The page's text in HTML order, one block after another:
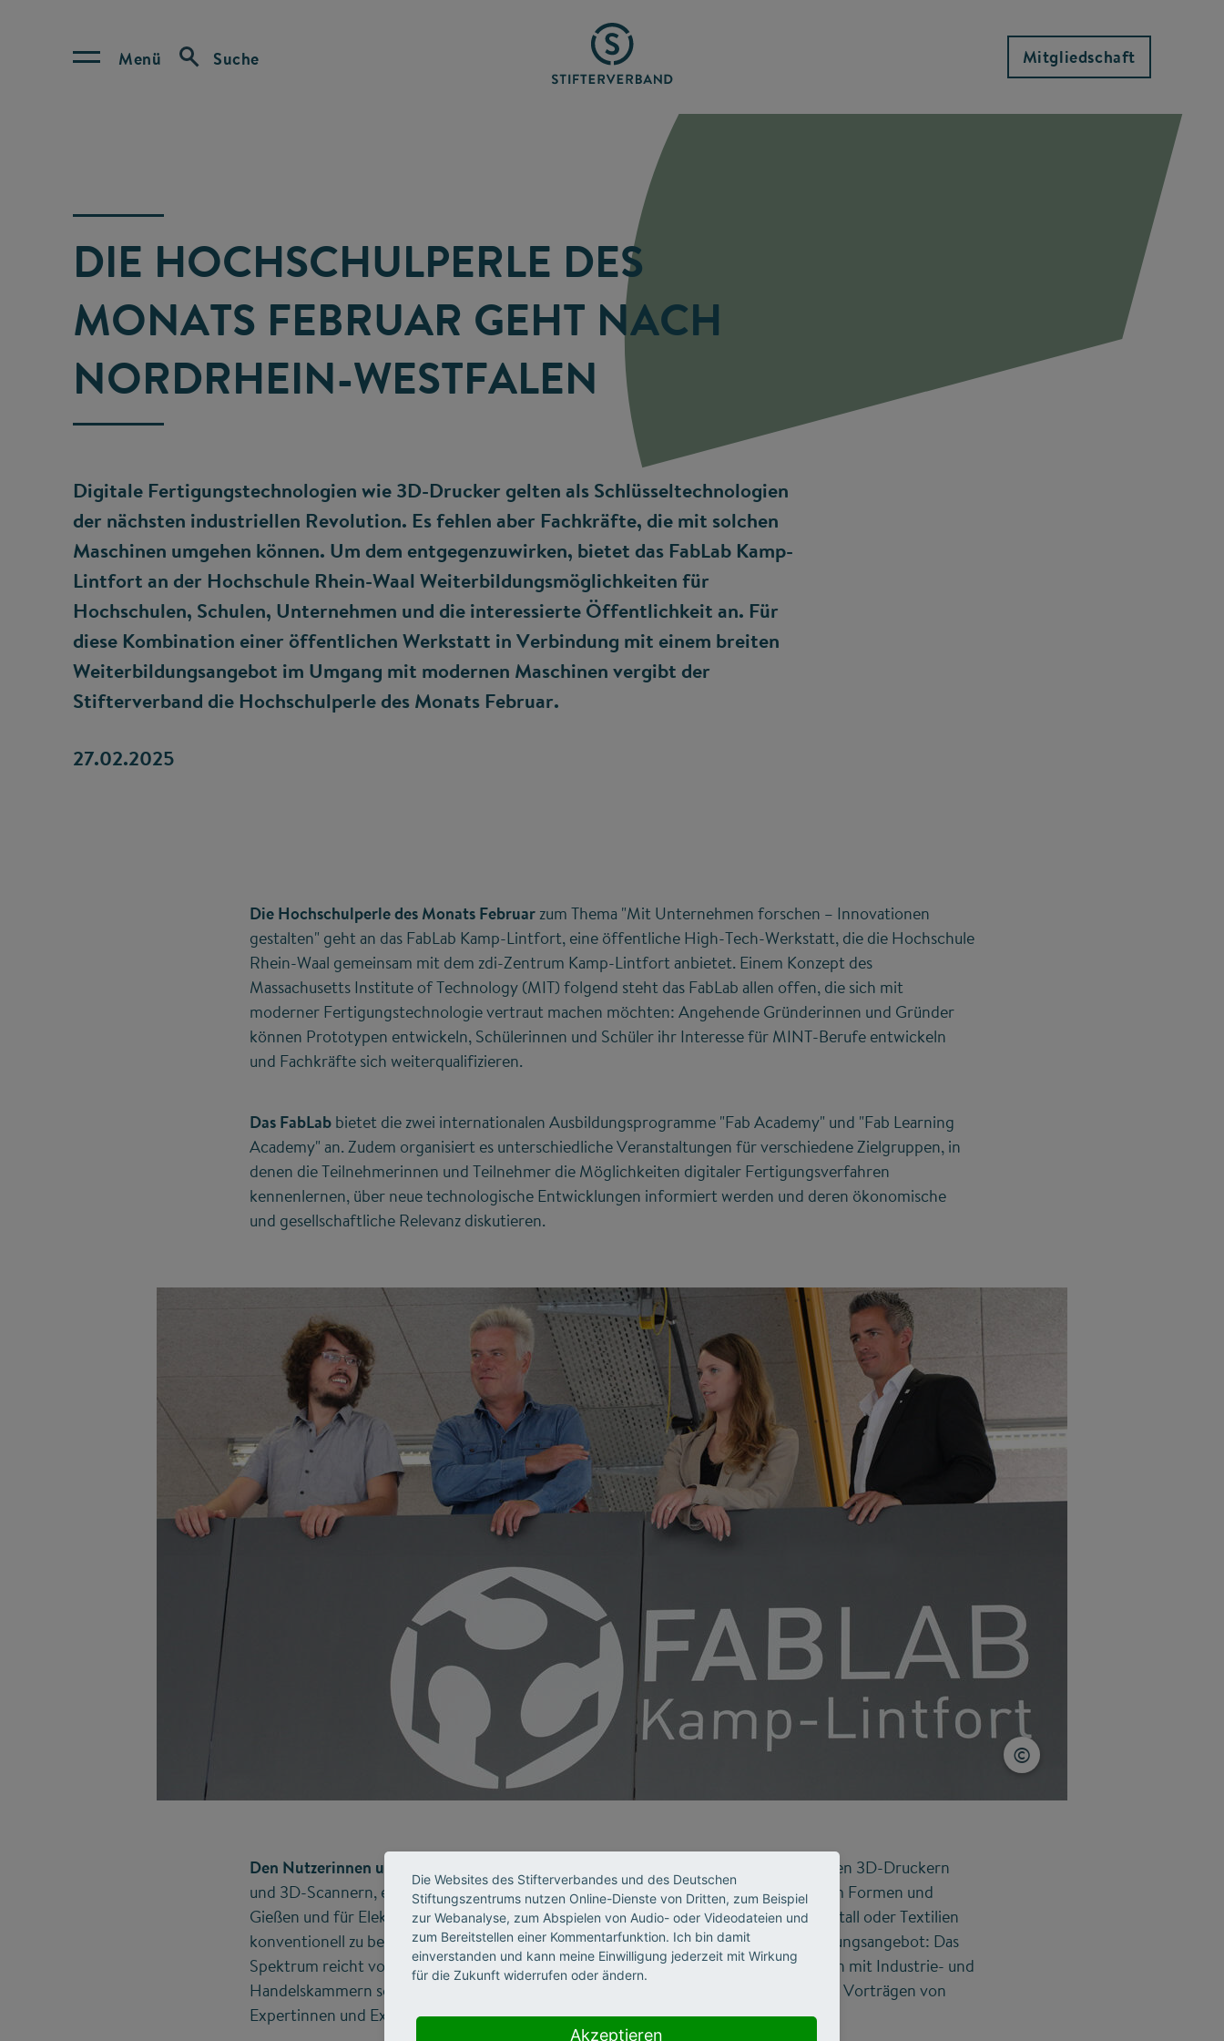
Menü Suche Mitgliedschaft
DIE HOCHSCHULPERLE DES
MONATS FEBRUAR GEHT NACH
NORDRHEIN-WESTFALEN
Digitale Fertigungstechnologien wie 3D-Drucker gelten als Schlüsseltechnologien
der nächsten industriellen Revolution. Es fehlen aber Fachkräfte, die mit solchen
Maschinen umgehen können. Um dem entgegenzuwirken, bietet das FabLab Kamp-
Lintfort an der Hochschule Rhein-Waal Weiterbildungsmöglichkeiten für
Hochschulen, Schulen, Unternehmen und die interessierte Öffentlichkeit an. Für
diese Kombination einer öffentlichen Werkstatt in Verbindung mit einem breiten
Weiterbildungsangebot im Umgang mit modernen Maschinen vergibt der
Stifterverband die Hochschulperle des Monats Februar.
27.02.2025
Die Hochschulperle des Monats Februar zum Thema "Mit Unternehmen forschen – Innovationen
gestalten" geht an das FabLab Kamp-Lintfort, eine öffentliche High-Tech-Werkstatt, die die Hochschule
Rhein-Waal gemeinsam mit dem zdi-Zentrum Kamp-Lintfort anbietet. Einem Konzept des
Massachusetts Institute of Technology (MIT) folgend steht das FabLab allen offen, die sich mit
moderner Fertigungstechnologie vertraut machen möchten: Angehende Gründerinnen und Gründer
können Prototypen entwickeln, Schülerinnen und Schüler ihr Interesse für MINT-Berufe entwickeln
und Fachkräfte sich weiterqualifizieren.
Das FabLab bietet die zwei internationalen Ausbildungsprogramme "Fab Academy" und "Fab Learning
Academy" an. Zudem organisiert es unterschiedliche Veranstaltungen für verschiedene Zielgruppen, in
denen die Teilnehmerinnen und Teilnehmer die Möglichkeiten digitaler Fertigungsverfahren
kennenlernen, über neue technologische Entwicklungen informiert werden und deren ökonomische
und gesellschaftliche Relevanz diskutieren.
Den Nutzerinnen und Nutzern des FabLab
steht ein Arbeitsbereich mit verschiedenen 3D-Druckern
und 3D-Scannern, ein Arbeitsbereich mit Laserschneidern sowie Arbeitsbereiche zum Formen und
Gießen und für Elektronik und Löten genauso zur Verfügung wie die Möglichkeit, Metall oder Textilien
konventionell zu bearbeiten. Daneben besteht ein breites Schulungs- und Weiterbildungsangebot: Das
Spektrum reicht von Veranstaltungen zur betrieblichen Weiterbildung in Kooperation mit Industrie- und
Handelskammern sowie Handwerks- und Architektenkammern bis zu überregionalen Vorträgen von
Expertinnen und Experten aus dem internationalen FabLab-Netzwerk.
Die Websites des Stifterverbandes und des Deutschen
Stiftungszentrums nutzen Online-Dienste von Dritten, zum Beispiel
zur Webanalyse, zum Abspielen von Audio- oder Videodateien und
zum Bereitstellen einer Kommentarfunktion. Ich bin damit
einverstanden und kann meine Einwilligung jederzeit mit Wirkung
für die Zukunft widerrufen oder ändern.
Akzeptieren